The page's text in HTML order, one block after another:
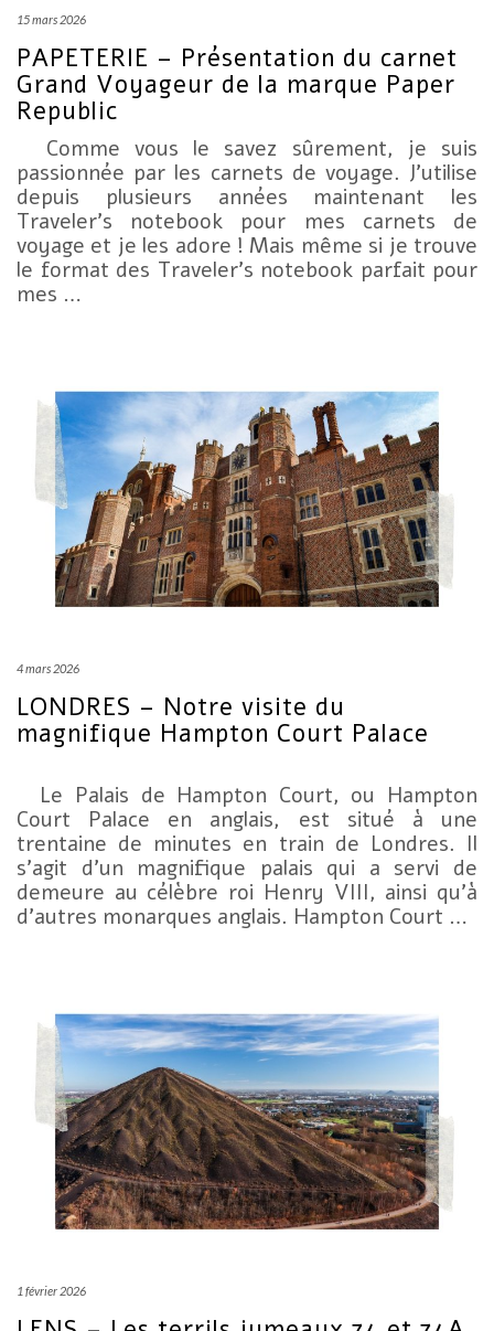
15 mars 2026
PAPETERIE – Présentation du carnet
Grand Voyageur de la marque Paper
Republic
Comme vous le savez sûrement, je suis
passionnée par les carnets de voyage. J’utilise
depuis plusieurs années maintenant les
Traveler’s notebook pour mes carnets de
voyage et je les adore ! Mais même si je trouve
le format des Traveler’s notebook parfait pour
mes …
4 mars 2026
LONDRES – Notre visite du
magnifique Hampton Court Palace
Le Palais de Hampton Court, ou Hampton
Court Palace en anglais, est situé à une
trentaine de minutes en train de Londres. Il
s’agit d’un magnifique palais qui a servi de
demeure au célèbre roi Henry VIII, ainsi qu’à
d’autres monarques anglais. Hampton Court …
1 février 2026